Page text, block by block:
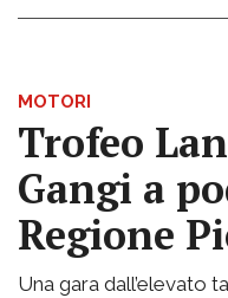
MOTORI
Trofeo
Gangi a
Regione
Una gara dall’elevato